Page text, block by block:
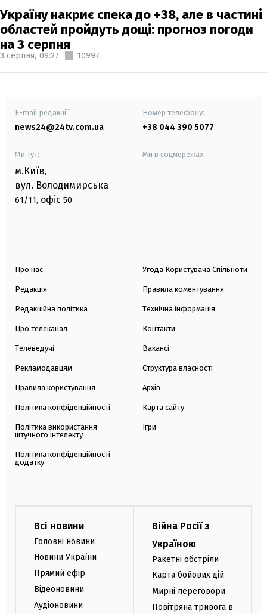
Україну накриє спека до +38, але в частині
областей пройдуть дощі: прогноз погоди
на 3 серпня
3 серпня, 09:27 10997
E-mail редакції
news24@24tv.com.ua
Номер телефону:
+38 044 390 5077
Ми тут:
м.Київ,
вул. Володимирська
61/11, офіс 50
Ми в соцмережах:
Про нас
Редакція
Редакційна політика
Про телеканал
Телеведучі
Рекламодавцям
Правила користування
Політика конфіденційності
Політика використання
штучного інтелекту
Політика конфіденційності
додатку
Угода Користувача Спільноти
Правила коментування
Технічна інформація
Контакти
Вакансії
Структура власності
Архів
Карта сайту
Ігри
Всі новини
Головні новини
Новини України
Прямий ефір
Відеоновини
Аудіоновини
Війна Росії з
Україною
Ракетні обстріли
Карта бойових дій
Мирні переговори
Повітряна тривога в